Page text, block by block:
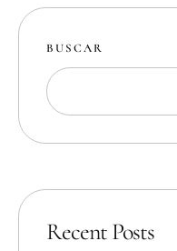
BUSCAR
Recent Posts